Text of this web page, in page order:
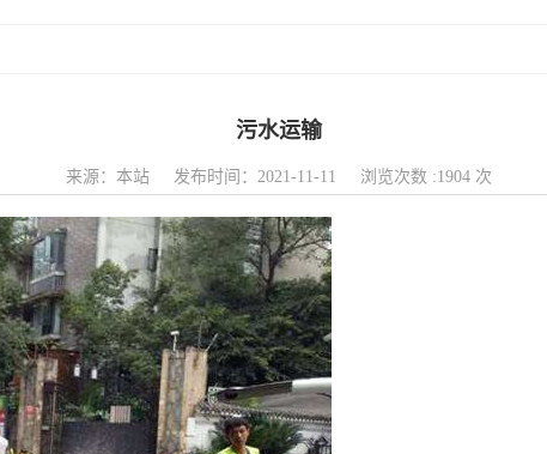
污水运输
来源：本站 发布时间：2021-11-11 浏览次数 :1904 次